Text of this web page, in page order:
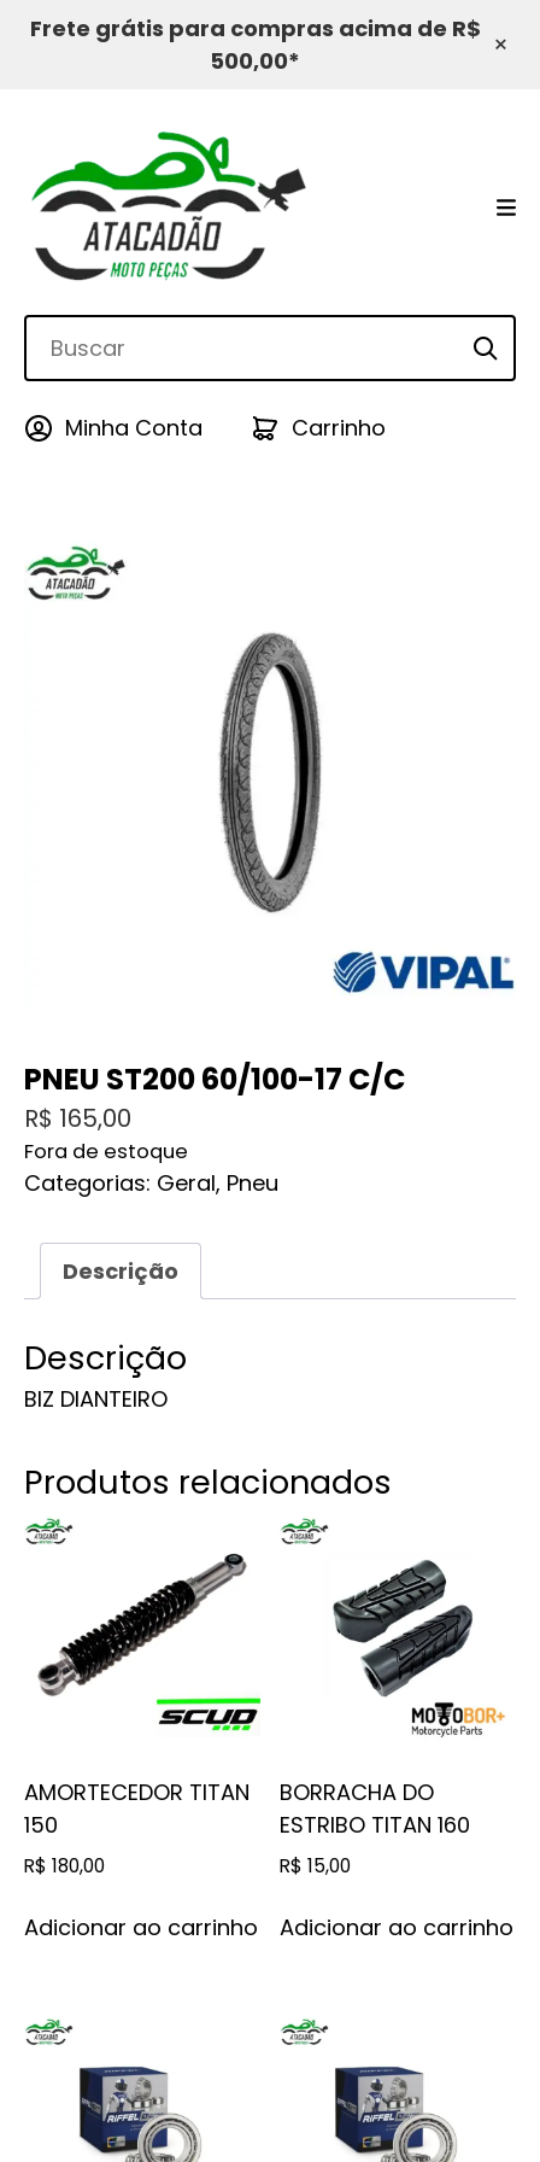
Frete grátis para compras acima de R$
500,00*
×
Minha Conta Carrinho
PNEU ST200 60/100-17 C/C
R$ 165,00
Fora de estoque
Categorias: Geral, Pneu
Descrição
Descrição
BIZ DIANTEIRO
Produtos relacionados
AMORTECEDOR TITAN
150
R$ 180,00
Adicionar ao carrinho
BORRACHA DO
ESTRIBO TITAN 160
R$ 15,00
Adicionar ao carrinho